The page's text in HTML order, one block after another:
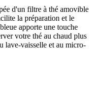
d'un filtre à thé amovible
la préparation et le
apporte une touche
votre thé au chaud plus
lave-vaisselle et au micro-